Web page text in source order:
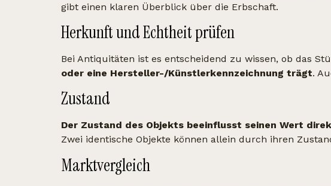
gibt einen klaren Überblick über die Erbschaft.
Herkunft und Echtheit prüfen
Bei Antiquitäten ist es entscheidend zu wissen, ob das
oder eine Hersteller-/Künstlerkennzeichnung trägt.
Zustand
Der Zustand des Objekts beeinflusst seinen Wert
Zwei identische Objekte können allein durch ihren
Marktvergleich